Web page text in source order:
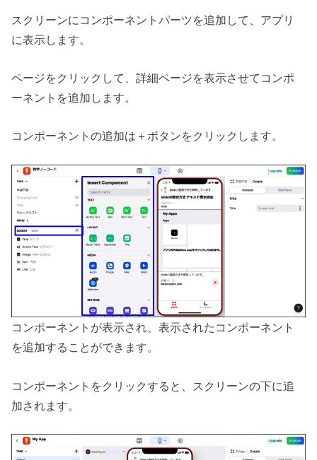
スクリーンにコンポーネントパーツを追加して、アプリ
に表示します。
ページをクリックして、詳細ページを表示させてコンポ
ーネントを追加します。
コンポーネントの追加は＋ボタンをクリックします。
コンポーネントが表示され、表示されたコンポーネント
を追加することができます。
コンポーネントをクリックすると、スクリーンの下に追
加されます。